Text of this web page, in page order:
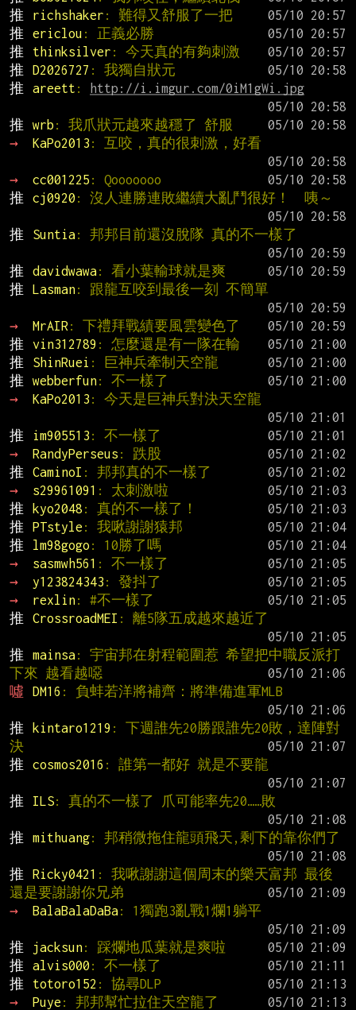
推
richshaker : 難得又舒服了一把
推
ericlou : 正義必勝
推
thinksilver : 今天真的有夠刺激
推
D2026727 : 我獨自狀元
推
areett :
http://i.imgur.com/0iM1gWi.jpg
推
wrb : 我爪狀元越來越穩了 舒服
→
KaPo2013 : 互咬，真的很刺激，好看
→
cc001225 : Qooooooo
推
cj0920 : 沒人連勝連敗繼續大亂鬥很好！  咦～
推
Suntia: 邦邦目前還沒脫隊 真的不一樣了
推
davidwawa: 看小葉輸球就是爽
推
Lasman: 跟龍互咬到最後一刻 不簡單
→
MrAIR : 下禮拜戰績要風雲變色了
推
vin312789 : 怎麼還是有一隊在輸
推
ShinRuei : 巨神兵牽制天空龍
推
webberfun: 不一樣了
→
KaPo2013 : 今天是巨神兵對決天空龍
推
im905513 : 不一樣了
→
RandyPerseus : 跌股
推
CaminoI : 邦邦真的不一樣了
→
s29961091 : 太刺激啦
推
kyo2048 : 真的不一樣了！
推
PTstyle : 我啾謝謝猿邦
推
lm98gogo : 10勝了嗎
→
sasmwh561 : 不一樣了
→
y123824343 : 發抖了
→
rexlin: #不一樣了
推
CrossroadMEI : 離5隊五成越來越近了
推
mainsa: 宇宙邦在射程範圍惹 希望把中職反派打
下來 越看越噁
噓
DM16 : 負蚌若洋將補齊：將準備進軍MLB
推
kintaro1219 : 下週誰先20勝跟誰先20敗，達陣對
決
推
cosmos2016 : 誰第一都好 就是不要龍
推
ILS: 真的不一樣了 爪可能率先20……敗
推
mithuang: 邦稍微拖住龍頭飛天,剩下的靠你們了
推
Ricky0421 : 我啾謝謝這個周末的樂天富邦 最後
還是要謝謝你兄弟
→
BalaBalaDaBa: 1獨跑3亂戰1爛1躺平
推
jacksun: 踩爛地瓜葉就是爽啦
推
alvis000 : 不一樣了
推
totoro152 : 協尋DLP
→
Puye : 邦邦幫忙拉住天空龍了